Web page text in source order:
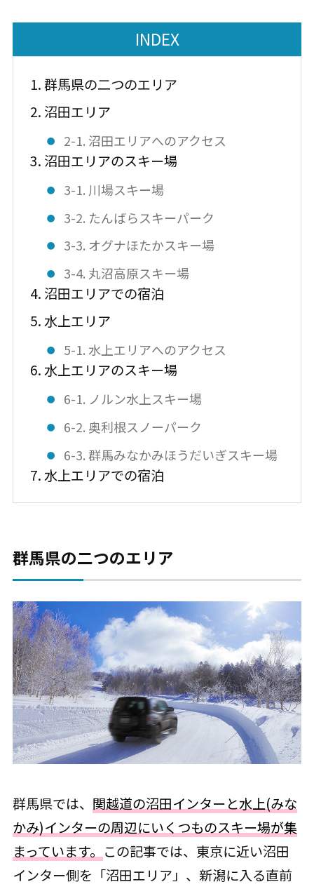
INDEX
1. 群馬県の二つのエリア
2. 沼田エリア
2-1. 沼田エリアへのアクセス
3. 沼田エリアのスキー場
3-1. 川場スキー場
3-2. たんばらスキーパーク
3-3. オグナほたかスキー場
3-4. 丸沼高原スキー場
4. 沼田エリアでの宿泊
5. 水上エリア
5-1. 水上エリアへのアクセス
6. 水上エリアのスキー場
6-1. ノルン水上スキー場
6-2. 奥利根スノーパーク
6-3. 群馬みなかみほうだいぎスキー場
7. 水上エリアでの宿泊
群馬県の二つのエリア
群馬県では、 関越道の沼田インターと水上(みな
かみ)インターの周辺にいくつものスキー場が集
まっています。 この記事では、東京に近い沼田
インター側を「沼田エリア」、新潟に入る直前